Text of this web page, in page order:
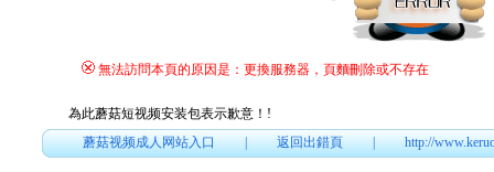
無法訪問本頁的原因是：更換服務器，頁麵刪除或不存在
為此蘑菇短视频安装包表示歉意！ !
蘑菇视频成人网站入口|返回出錯頁|http://